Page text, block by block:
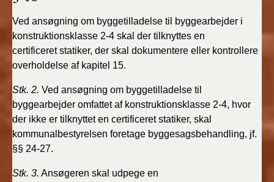
BR18 (1/7-31/12
BR18 (10/3-30/6
2020)
BR18 (1/1-9/3 2020)
BR18 (4/7-31/12
2019)
Ved ansøgning om byggetilladelse til byggearbejder i
konstruktionsklasse 2-4 skal der tilknyttes en
certificeretstatiker, der skal dokumentere eller kontrollere
overholdelse af kapitel 15.
Stk. 2. Ved ansøgning om byggetilladelse til
byggearbejder omfattet af konstruktionsklasse 2-4, hvor
der ikke er tilknytteten certificeret statiker, skal
kommunalbestyrelsen foretage byggesagsbehandling, jf.
§§ 24-27.
Stk. 3. Ansøgeren skal udpege en